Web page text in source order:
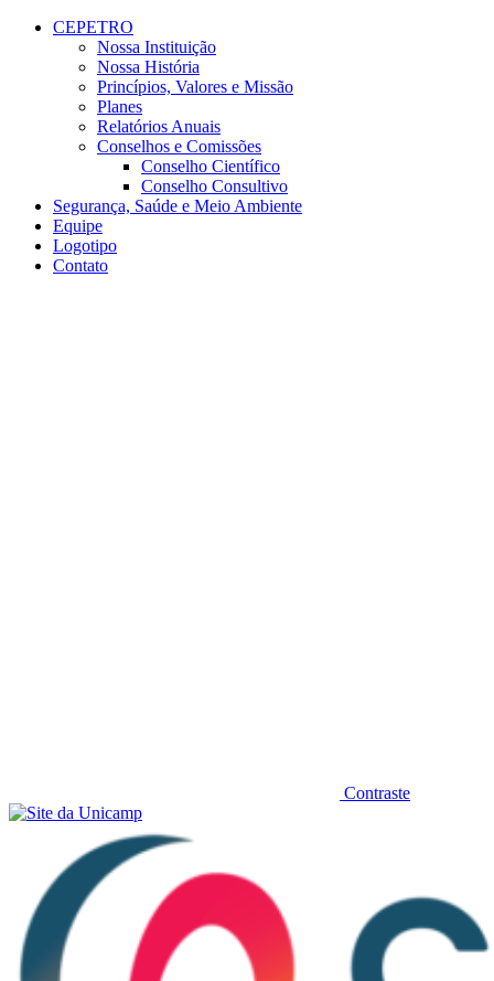
Conteúdo principal
CEPETRO
Nossa Instituição
Nossa História
Princípios, Valores e Missão
Planes
Relatórios Anuais
Conselhos e Comissões
Conselho Científico
Conselho Consultivo
Segurança, Saúde e Meio Ambiente
Equipe
Logotipo
Contato
Contraste